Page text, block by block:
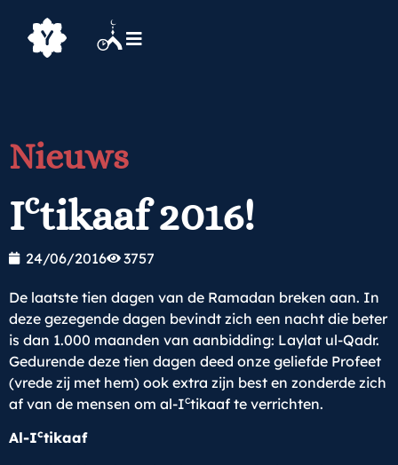
Nieuws
Ictikaaf 2016!
24/06/2016 3757
De laatste tien dagen van de Ramadan breken aan. In
deze gezegende dagen bevindt zich een nacht die beter
is dan 1.000 maanden van aanbidding: Laylat ul-Qadr.
Gedurende deze tien dagen deed onze geliefde Profeet
(vrede zij met hem) ook extra zijn best en zonderde zich
af van de mensen om al-Ictikaaf te verrichten.
Al-Ictikaaf